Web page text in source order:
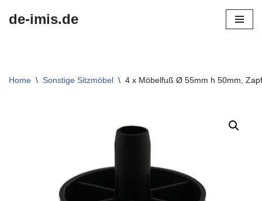
de-imis.de
Home \ Sonstige Sitzmöbel \ 4 x Möbelfuß Ø 55mm h 50mm,